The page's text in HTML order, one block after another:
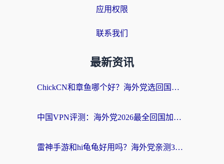
应用权限
联系我们
最新资讯
ChickCN和章鱼哪个好？海外党选回国加速器的3个关键维度 + 实用避坑指南
中国VPN评测：海外党2026最全回国加速器选择指南，告别地区限制不踩坑
雷神手游和hi龟龟好用吗？海外党亲测3款回国加速器，教你选对国外到国内加速器